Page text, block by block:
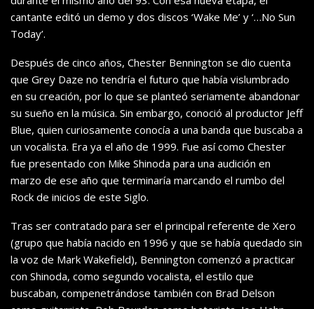
cantante editó un demo y dos discos ‘Wake Me’ y ‘…No Sun
Today’.
Después de cinco años, Chester Bennington se dio cuenta
que Grey Daze no tendría el futuro que había vislumbrado
en su creación, por lo que se planteó seriamente abandonar
su sueño en la música. Sin embargo, conoció al productor Jeff
Blue, quien curiosamente conocía a una banda que buscaba a
un vocalista. Era ya el año de 1999. Fue así como Chester
fue presentado con Mike Shinoda para una audición en
marzo de ese año que terminaría marcando el rumbo del
Rock de inicios de este Siglo.
Tras ser contratado para ser el principal referente de Xero
(grupo que había nacido en 1996 y que se había quedado sin
la voz de Mark Wakefield), Bennington comenzó a practicar
con Shinoda, como segundo vocalista, el estilo que
buscaban, compenetrándose también con Brad Delson